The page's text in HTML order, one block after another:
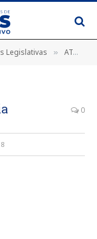
Legislativas » ATA DA 21ª SESSÃO ORDINÁRIA DO 1º PERÍODO DA 2ª SESSÃO LEGISLATIVA DA 18ª LEGISLATURA DA CÂMARA MUNICIPAL DE BREVES, REALIZADA NO DIA 11 DE MAIO DE 2018.
0